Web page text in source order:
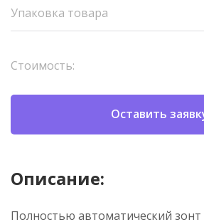
Упаковка товара
Стоимость:
Оставить
Описание:
Полностью автоматический зонт